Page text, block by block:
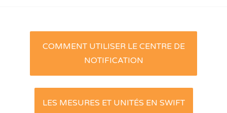
Post
navigation
COMMENT UTILISER LE CENTRE DE
NOTIFICATION
LES MESURES ET UNITÉS EN SWIFT